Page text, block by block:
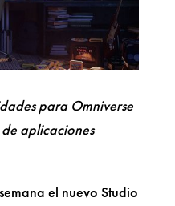
para Omniverse
aplicaciones
el nuevo Studio